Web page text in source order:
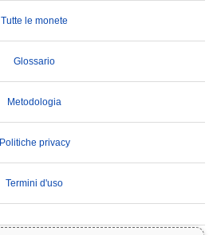
Tutte le monete
Glossario
Metodologia
Politiche privacy
Termini d'uso